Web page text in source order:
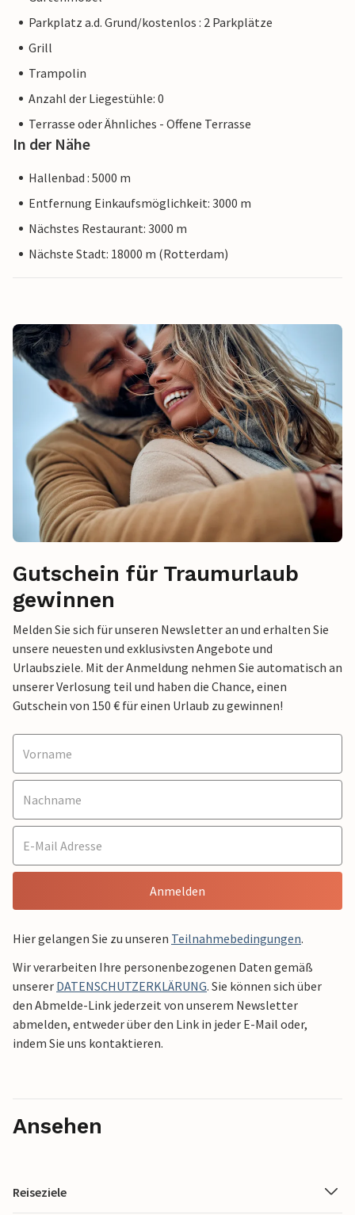
Parkplatz a.d. Grund/kostenlos : 2 Parkplätze
Grill
Trampolin
Anzahl der Liegestühle: 0
Terrasse oder Ähnliches - Offene Terrasse
In der Nähe
Hallenbad : 5000 m
Entfernung Einkaufsmöglichkeit: 3000 m
Nächstes Restaurant: 3000 m
Nächste Stadt: 18000 m (Rotterdam)
Gutschein für Traumurlaub
gewinnen
Melden Sie sich für unseren Newsletter an und erhalten Sie
unsere neuesten und exklusivsten Angebote und
Urlaubsziele. Mit der Anmeldung nehmen Sie automatisch an
unserer Verlosung teil und haben die Chance, einen
Gutschein von 150 € für einen Urlaub zu gewinnen!
Anmelden
Hier gelangen Sie zu unseren Teilnahmebedingungen.
Wir verarbeiten Ihre personenbezogenen Daten gemäß
unserer DATENSCHUTZERKLÄRUNG. Sie können sich über
den Abmelde-Link jederzeit von unserem Newsletter
abmelden, entweder über den Link in jeder E-Mail oder,
indem Sie uns kontaktieren.
Ansehen
Reiseziele